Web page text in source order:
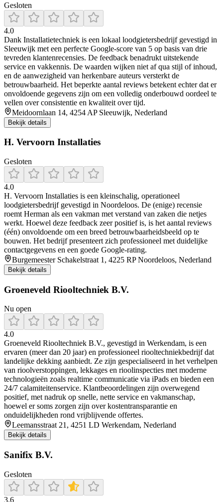
Gesloten
4.0
Dank Installatietechniek is een lokaal loodgietersbedrijf gevestigd in
Sleeuwijk met een perfecte Google-score van 5 op basis van drie
tevreden klantenrecensies. De feedback benadrukt uitstekende
service en vakkennis. De waarden wijken niet af qua stijl of inhoud,
en de aanwezigheid van herkenbare auteurs versterkt de
betrouwbaarheid. Het beperkte aantal reviews betekent echter dat er
onvoldoende gegevens zijn om een volledig onderbouwd oordeel te
vellen over consistentie en kwaliteit over tijd.
Meidoornlaan 14, 4254 AP Sleeuwijk, Nederland
Bekijk details
H. Vervoorn Installaties
Gesloten
4.0
H. Vervoorn Installaties is een kleinschalig, operationeel
loodgietersbedrijf gevestigd in Noordeloos. De (enige) recensie
roemt Herman als een vakman met verstand van zaken die netjes
werkt. Hoewel deze feedback zeer positief is, is het aantal reviews
(één) onvoldoende om een breed betrouwbaarheidsbeeld op te
bouwen. Het bedrijf presenteert zich professioneel met duidelijke
contactgegevens en een goede Google-rating.
Burgemeester Schakelstraat 1, 4225 RP Noordeloos, Nederland
Bekijk details
Groeneveld Riooltechniek B.V.
Nu open
4.0
Groeneveld Riooltechniek B.V., gevestigd in Werkendam, is een
ervaren (meer dan 20 jaar) en professioneel riooltechniekbedrijf dat
landelijke dekking aanbiedt. Ze zijn gespecialiseerd in het verhelpen
van rioolverstoppingen, lekkages en rioolinspecties met moderne
technologieën zoals realtime communicatie via iPads en bieden een
24/7 calamiteitenservice. Klantbeoordelingen zijn overwegend
positief, met nadruk op snelle, nette service en vakmanschap,
hoewel er soms zorgen zijn over kostentransparantie en
onduidelijkheden rond vrijblijvende offertes.
Leemansstraat 21, 4251 LD Werkendam, Nederland
Bekijk details
Sanifix B.V.
Gesloten
3.6